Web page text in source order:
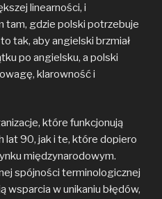
linearności, i
tam, gdzie polski potrzebuje
tak, aby angielski brzmiał
po angielsku, a polski
klarowność i
które funkcjonują
lat 90, jak i te, które dopiero
międzynarodowym.
spójności terminologicznej
wsparcia w unikaniu błędów,